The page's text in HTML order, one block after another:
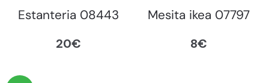
Estanteria 08443
20€
Mesita ikea 07797
8€